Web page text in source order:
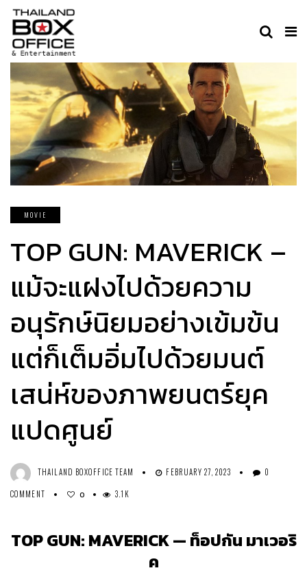
MOVIE
TOP GUN: MAVERICK –
แม้จะแฝงไปด้วยความ
อนุรักษ์นิยมอย่างเข้มข้น
แต่ก็เต็มอิ่มไปด้วยมนต์
เสน่ห์ของภาพยนตร์ยุค
แปดศูนย์
THAILAND BOXOFFICE TEAM FEBRUARY 27, 2023
0
COMMENT
0 3.1K
TOP GUN: MAVERICK — ท็อปกัน มาเวอริ
ค